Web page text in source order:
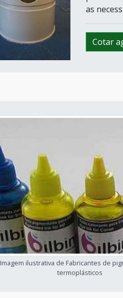
as
Cotar
Imagem ilustrativa de Fabricantes de
termoplásticos